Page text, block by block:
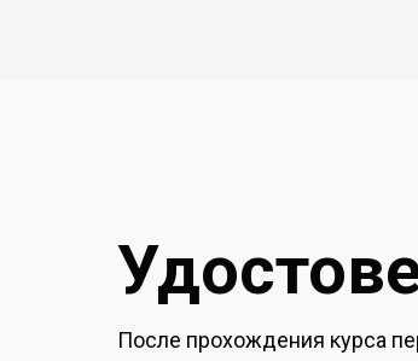
После прохождения курса